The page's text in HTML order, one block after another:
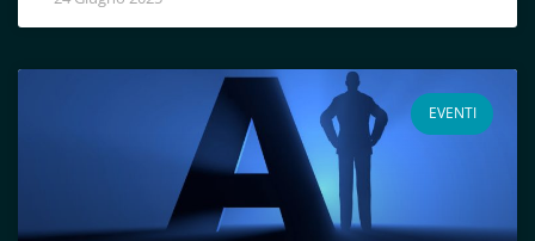
EVENTI